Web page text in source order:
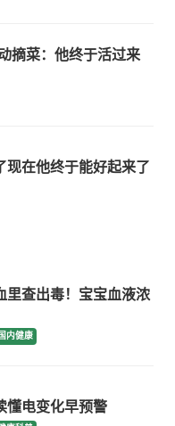
摘菜：他终于活过来
现在他终于能好起来了
里查出毒！宝宝血液浓
国内健康
懂电变化早预警